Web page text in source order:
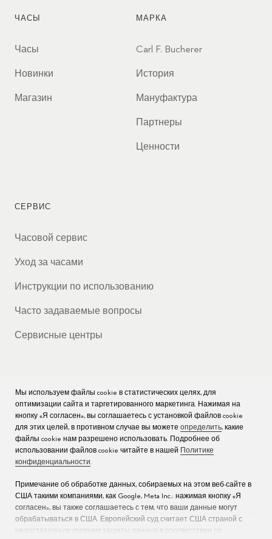
ЧАСЫ
Часы
Новинки
Магазин
МАРКА
Carl F. Bucherer
История
Мануфактура
Партнеры
Ценности
СЕРВИС
Часовой сервис
Уход за часами
Инструкции по использованию
Часто задаваемые вопросы
Сервисные центры
КОМПАНИЯ
Вакансии
Пресс
Мы используем файлы cookie в статистических целях, для
оптимизации сайта и таргетированного маркетинга. Нажимая на
кнопку «Я согласен», вы соглашаетесь с установкой файлов cookie
для этих целей, в противном случае вы можете определить, какие
файлы cookie нам разрешено использовать. Подробнее об
использовании файлов cookie читайте в нашей
Политике
конфиденциальности.
Примечание об обработке данных, собираемых на этом веб-сайте в
США такими компаниями, как Google, Meta Inc.: нажимая кнопку «Я
согласен», вы также соглашаетесь с тем, что ваши данные могут
обрабатываться в США. Европейский суд считает США страной с
недостаточным уровнем защиты данных в соответствии со